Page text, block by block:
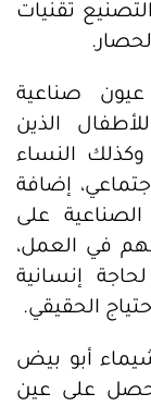
تقنيات
عيون صناعية
الذين
وكذلك النساء
إضافة
على
في العمل،
إنسانية
الحقيقي.
أبو بيض
على عين